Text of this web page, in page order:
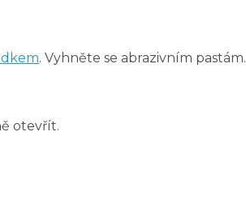
. Vyhněte se abrazivním pastám.
otevřít.